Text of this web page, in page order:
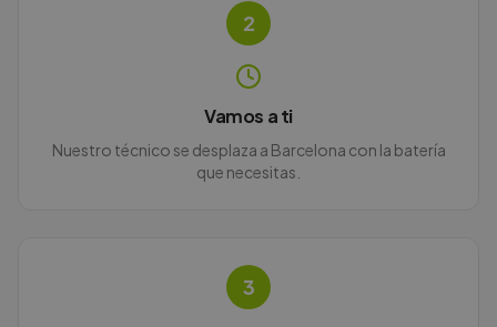
2
Vamos a ti
Nuestro técnico se desplaza a Barcelona con la batería
que necesitas.
3